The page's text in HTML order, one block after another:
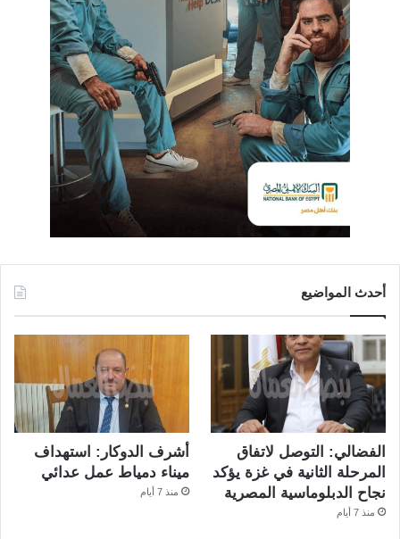
أحدث المواضيع
الفضالي: التوصل لاتفاق
المرحلة الثانية في غزة يؤكد
نجاح الدبلوماسية المصرية
منذ 7 أيام
أشرف الدوكار: استهداف
ميناء دمياط عمل عدائي
منذ 7 أيام